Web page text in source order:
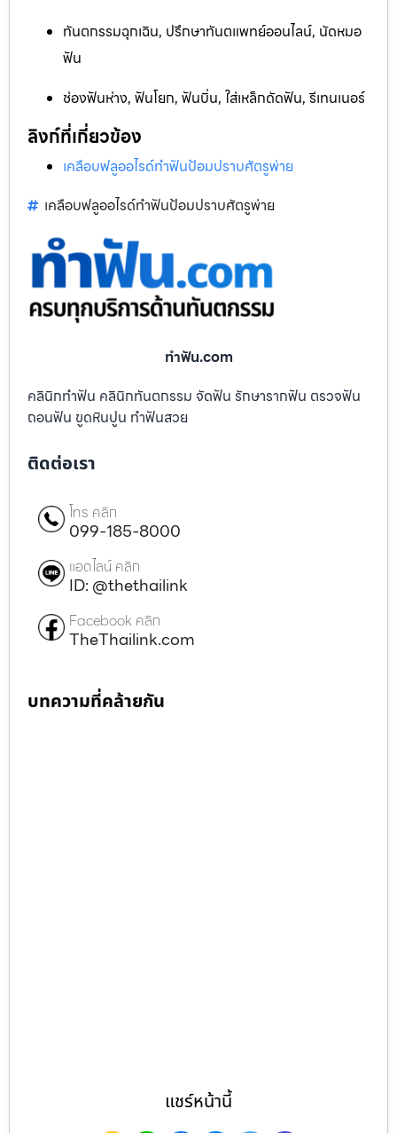
ทันตกรรมฉุกเฉิน, ปรึกษาทันตแพทย์ออนไลน์, นัดหมอ
ฟัน
ช่องฟันห่าง, ฟันโยก, ฟันบิ่น, ใส่เหล็กดัดฟัน, รีเทนเนอร์
ลิงก์ที่เกี่ยวข้อง
เคลือบฟลูออไรด์ทำฟันป้อมปราบศัตรูพ่าย
เคลือบฟลูออไรด์ทำฟันป้อมปราบศัตรูพ่าย
ทําฟัน.com
คลินิกทำฟัน คลินิกทันตกรรม จัดฟัน รักษารากฟัน ตรวจฟัน
ถอนฟัน ขูดหินปูน ทำฟันสวย
ติดต่อเรา
โทร คลิก
099-185-8000
แอดไลน์ คลิก
ID: @thethailink
Facebook คลิก
TheThailink.com
บทความที่คล้ายกัน
แชร์หน้านี้